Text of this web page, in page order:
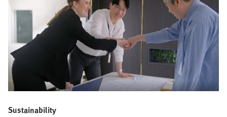
Sustainability